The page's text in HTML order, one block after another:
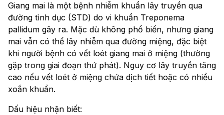
Giang mai là một bệnh nhiễm khuẩn lây truyền qua
đường tình dục (STD) do vi khuẩn Treponema
pallidum gây ra. Mặc dù không phổ biến, nhưng giang
mai vẫn có thể lây nhiễm qua đường miệng, đặc biệt
khi người bệnh có vết loét giang mai ở miệng (thường
gặp trong giai đoạn thứ phát). Nguy cơ lây truyền tăng
cao nếu vết loét ở miệng chứa dịch tiết hoặc có nhiều
xoắn khuẩn.
Dấu hiệu nhận biết: